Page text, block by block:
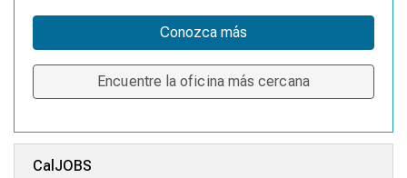
Conozca más
Encuentre la oficina más cercana
CalJOBS